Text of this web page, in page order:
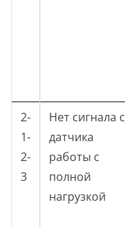
2-
1-
2-
3
Нет сигнала с
датчика
работы с
полной
нагрузкой